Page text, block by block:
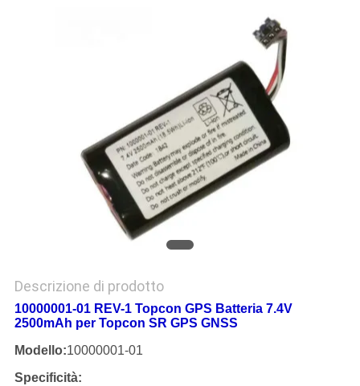
Descrizione di prodotto
10000001-01 REV-1 Topcon GPS Batteria 7.4V
2500mAh per Topcon SR GPS GNSS
Modello:10000001-01
Specificità: